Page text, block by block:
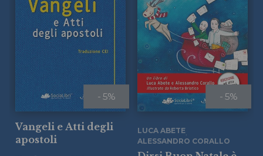
- 5%
Vangeli e Atti degli
apostoli
- 5%
LUCA ABETE
ALESSANDRO CORALLO